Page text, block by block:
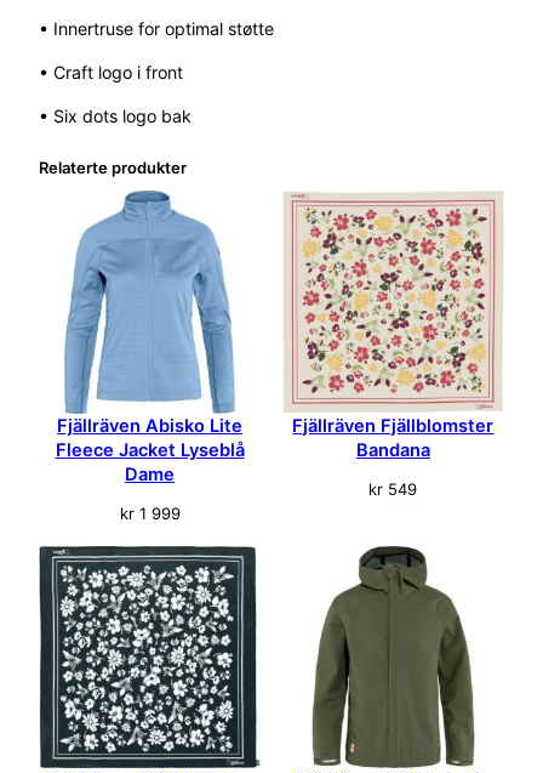
s
M
n
• Innertruse for optimal støtte
• Craft logo i front
• Six dots logo bak
Relaterte produkter
Fjällräven Abisko Lite
Fleece Jacket Lyseblå
Dame
kr1 999
Fjällräven Fjällblomster
Bandana
kr 549